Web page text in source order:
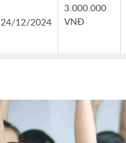
24/12/2024
3.000.000
VNĐ